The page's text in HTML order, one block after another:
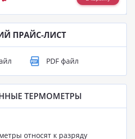
ПРАЙС-ЛИСТ
ТЕРМОМЕТРЫ
относят к разряду